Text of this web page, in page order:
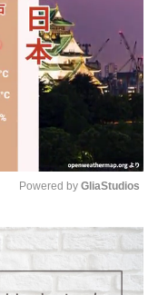
u
e
Powered by GliaStudios